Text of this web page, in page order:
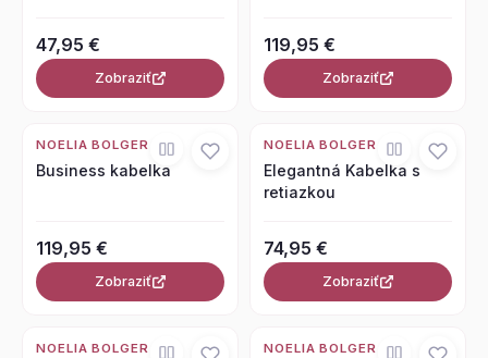
47,95 €
Zobraziť
119,95 €
Zobraziť
NOELIA BOLGER
Business kabelka
119,95 €
Zobraziť
NOELIA BOLGER
Elegantná Kabelka s
retiazkou
74,95 €
Zobraziť
NOELIA BOLGER NOELIA BOLGER